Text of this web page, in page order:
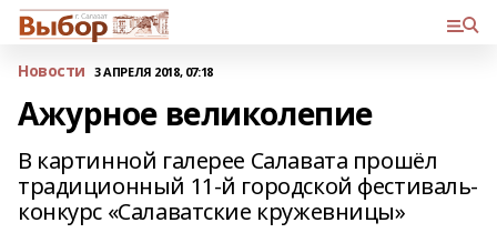
Новости 3 АПРЕЛЯ 2018, 07:18
Ажурное великолепие
В картинной галерее Салавата прошёл
традиционный 11-й городской фестиваль-
конкурс «Салаватские кружевницы»